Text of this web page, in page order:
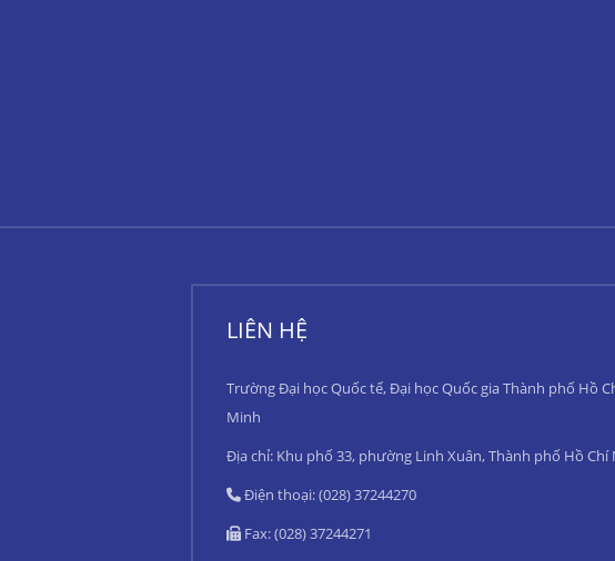
LIÊN HỆ
Trường Đại học Quốc tế, Đại học Quốc gia Thành phố Hồ
Minh
Địa chỉ: Khu phố 33, phường Linh Xuân, Thành phố Hồ Chí
Điện thoại: (028) 37244270
Fax: (028) 37244271